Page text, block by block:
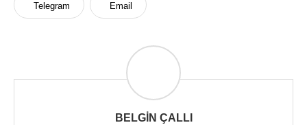
Telegram Email
BELGIN ÇALLI